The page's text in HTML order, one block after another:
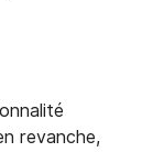
revanche,